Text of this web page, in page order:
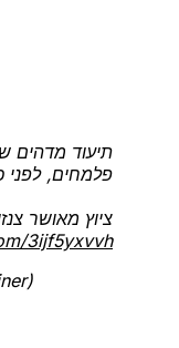
פלמחים, לפני
ציוץ מאושר
3ijf5yxvvh